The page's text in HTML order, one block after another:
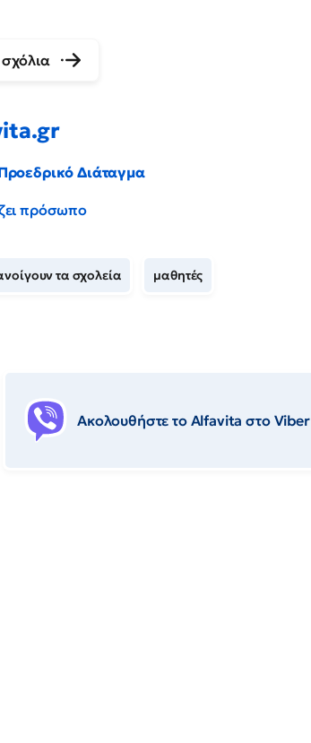
σχόλια
Διάταγμα
πρόσωπο
τα σχολεία μαθητές
Ακολουθήστε το Αlfavita στο Viber